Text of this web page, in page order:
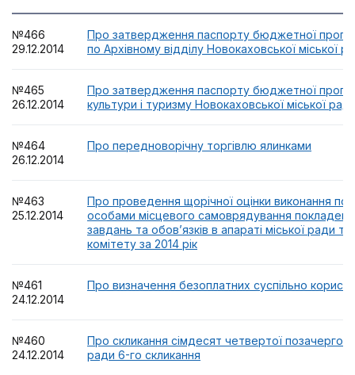
№466
29.12.2014
Про затвердження паспорту бюджетної
по Архівному відділу Новокаховської міської
№465
26.12.2014
Про затвердження паспорту бюджетної
культури і туризму Новокаховської міської
№464
26.12.2014
Про передноворічну торгівлю ялинками
№463
25.12.2014
Про проведення щорічної оцінки виконання
особами місцевого самоврядування
завдань та обов’язків в апараті міської ради та
комітету за 2014 рік
№461
24.12.2014
Про визначення безоплатних суспільно
№460
24.12.2014
Про скликання сімдесят четвертої
ради 6-го скликання